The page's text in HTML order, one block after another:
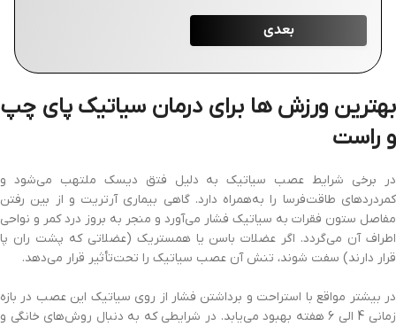
بهترین ورزش ها برای درمان سیاتیک پای چپ
و راست
در برخی شرایط عصب سیاتیک به دلیل فتق دیسک ملتهب می‌شود و
کمردردهای طاقت‌فرسا را به‌همراه دارد. گاهی بیماری آرتریت و از بین رفتن
مفاصل ستون فقرات به سیاتیک فشار می‌آورد و منجر به بروز درد کمر و نواحی
اطراف آن می‌گردد. اگر عضلات باسن یا همستریک (عضلاتی که پشت ران پا
قرار دارند) سفت شوند، تنش آن عصب سیاتیک را تحت‌تأثیر قرار می‌دهد.
در بیشتر مواقع با استراحت و برداشتن فشار از روی سیاتیک این عصب در بازه
زمانی 4 الی 6 هفته بهبود می‌یابد. در شرایطی که به دنبال روش‌های خانگی و